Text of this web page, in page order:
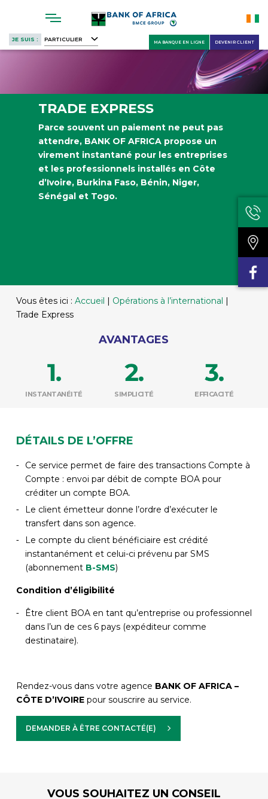
main
content
JE SUIS : PARTICULIER DEVENIR CLIENT
MA BANQUE EN LIGNE
TRADE EXPRESS
Parce souvent un paiement ne peut pas
attendre, BANK OF AFRICA propose un
virement instantané pour les entreprises
et les professionnels installés en Côte
d’Ivoire, Burkina Faso, Bénin, Niger,
Sénégal et Togo.
Vous êtes ici : Accueil | Opérations à l’international |
Trade Express
AVANTAGES
INSTANTANÉITÉ SIMPLICITÉ EFFICACITÉ
DÉTAILS DE L’OFFRE
Ce service permet de faire des transactions Compte à
Compte : envoi par débit de compte BOA pour
créditer un compte BOA.
Le client émetteur donne l’ordre d’exécuter le
transfert dans son agence.
Le compte du client bénéficiaire est crédité
instantanément et celui-ci prévenu par SMS
(abonnement B-SMS)
Condition d’éligibilité
Être client BOA en tant qu’entreprise ou professionnel
dans l’un de ces 6 pays (expéditeur comme
destinataire).
Rendez-vous dans votre agence BANK OF AFRICA –
CÔTE D’IVOIREpour souscrire au service.
DEMANDER À ÊTRE CONTACTÉ(E)
VOUS SOUHAITEZ UN CONSEIL